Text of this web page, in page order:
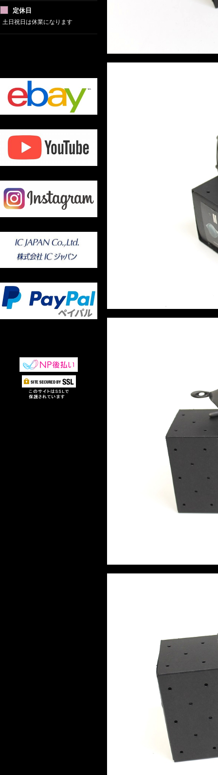
定休日
土日祝日は休業になります